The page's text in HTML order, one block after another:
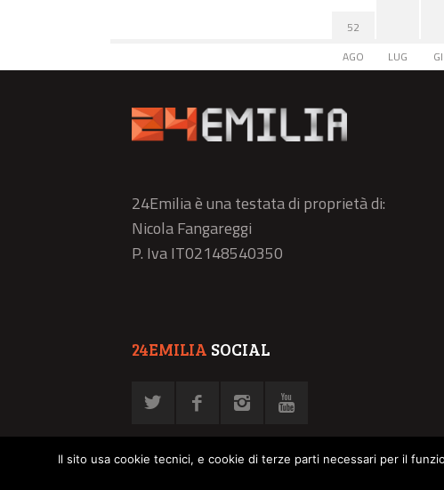
52
AGO
LUG
24Emilia è una testata di proprietà di:
Nicola Fangareggi
P. Iva IT02148540350
24EMILIA SOCIAL
Il sito usa cookie tecnici, e cookie di terze parti necessari per il